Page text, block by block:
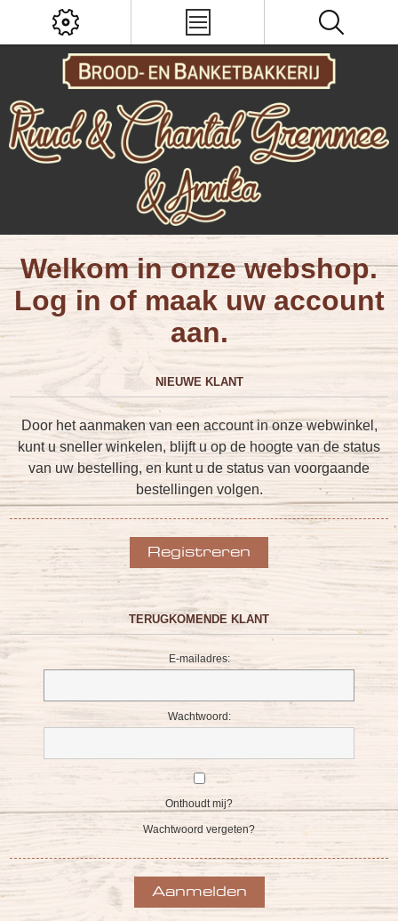
Welkom in onze webshop.
Log in of maak uw account
aan.
NIEUWE KLANT
Door het aanmaken van een account in onze webwinkel,
kunt u sneller winkelen, blijft u op de hoogte van de status
van uw bestelling, en kunt u de status van voorgaande
bestellingen volgen.
TERUGKOMENDE KLANT
E-mailadres:
Wachtwoord:
Onthoudt mij?
Wachtwoord vergeten?